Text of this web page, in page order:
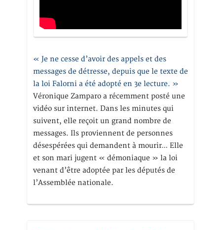
« Je ne cesse d’avoir des appels et des
messages de détresse, depuis que le texte de
la loi Falorni a été adopté en 3e lecture. »
Véronique Zamparo a récemment posté une
vidéo sur internet. Dans les minutes qui
suivent, elle reçoit un grand nombre de
messages. Ils proviennent de personnes
désespérées qui demandent à mourir… Elle
et son mari jugent « démoniaque » la loi
venant d’être adoptée par les députés de
l’Assemblée nationale.